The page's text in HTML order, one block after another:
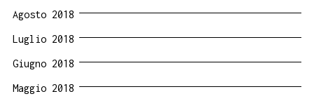
Agosto 2018
Luglio 2018
Giugno 2018
Maggio 2018